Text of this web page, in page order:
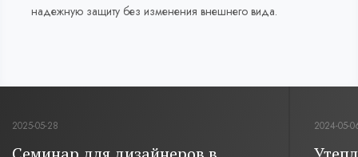
надежную защиту без изменения внешнего вида.
2025-05-28 2024-05-